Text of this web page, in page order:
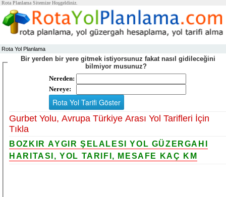
Rota Planlama Sitemize Hoşgeldiniz.
Rota Yol Planlama
Bir yerden bir yere gitmek istiyorsunuz fakat nasıl gidileceğini
bilmiyor musunuz?
Nereden:
Nereye:
Gurbet Yolu, Avrupa Türkiye Arası Yol Tarifleri İçin
Tıkla
BOZKIR AYGIR ŞELALESI YOL GÜZERGAHI
HARITASI, YOL TARIFI, MESAFE KAÇ KM